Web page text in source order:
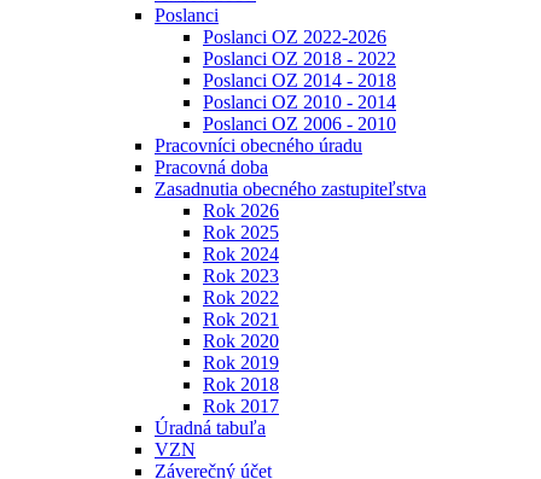
Poslanci
Poslanci OZ 2022-2026
Poslanci OZ 2018 - 2022
Poslanci OZ 2014 - 2018
Poslanci OZ 2010 - 2014
Poslanci OZ 2006 - 2010
Pracovníci obecného úradu
Pracovná doba
Zasadnutia obecného zastupiteľstva
Rok 2026
Rok 2025
Rok 2024
Rok 2023
Rok 2022
Rok 2021
Rok 2020
Rok 2019
Rok 2018
Rok 2017
Úradná tabuľa
VZN
Záverečný účet